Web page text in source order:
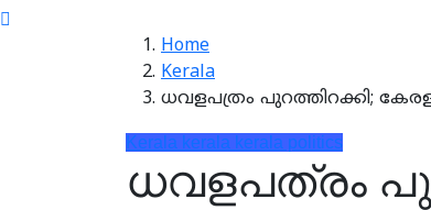
Home
Kerala
ധവളപത്രം പുറത്തിറക്കി;
Kerala kerala kerala politics
ധവളപത്രം